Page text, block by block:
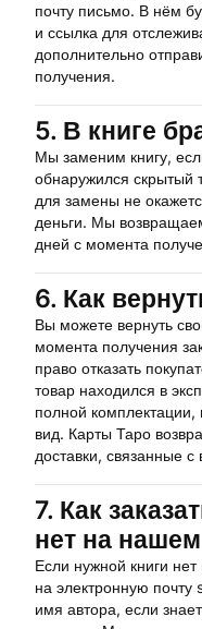
почту письмо. В нём
и ссылка для
дополнительно
получения.
5. В книге
Мы заменим книгу,
обнаружился скрытый
для замены не
деньги. Мы
дней с момента
6. Как
Вы можете вернуть
момента получения
право отказать
товар находился в
полной
вид. Карты Таро
доставки, связанные с
7. Как
нет на
Если нужной книги
на электронную почту
имя автора, если